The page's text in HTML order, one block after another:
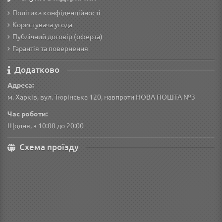
Політика конфіденційності
Користувача угода
Публічний договір (оферта)
Гарантія та повернення
Додатково
Адреса:
м. Харків, вул. Тюрінська 120, навпроти НОВА ПОШТА №3
Час роботи:
Щодня, з 10:00 до 20:00
Схема проїзду